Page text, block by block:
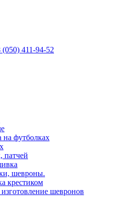
(050) 411-94-52
футболках
шевроны.
крестиком
шевронов